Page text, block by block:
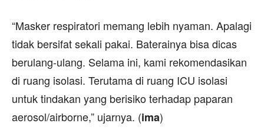
“Masker respiratori memang lebih nyaman. Apalagi
tidak bersifat sekali pakai. Baterainya bisa dicas
berulang-ulang. Selama ini, kami rekomendasikan
di ruang isolasi. Terutama di ruang ICU isolasi
untuk tindakan yang berisiko terhadap paparan
aerosol/airborne,” ujarnya. (ima)